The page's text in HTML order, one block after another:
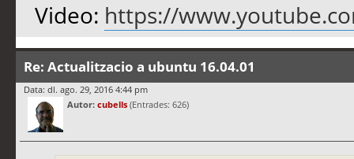
Video: https://
Re: Actualitzacio a ubuntu 16.04.01
Data: dl. ago. 29, 2016 4:44 pm
Autor: cubells (Entrades: 626)